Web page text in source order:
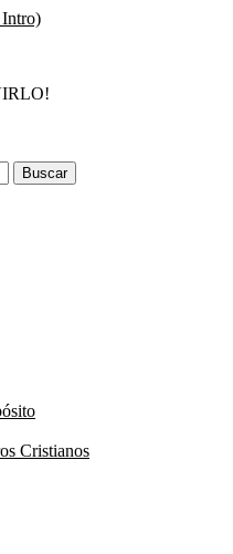
Intro)
Cristianos